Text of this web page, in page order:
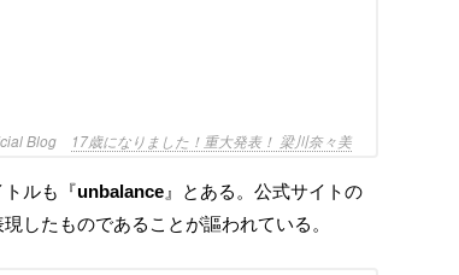
Blog 17歳になりました！重大発表！ 梁川奈々美
トルも『unbalance 』とある。公式サイトの
したものであることが謳われている。